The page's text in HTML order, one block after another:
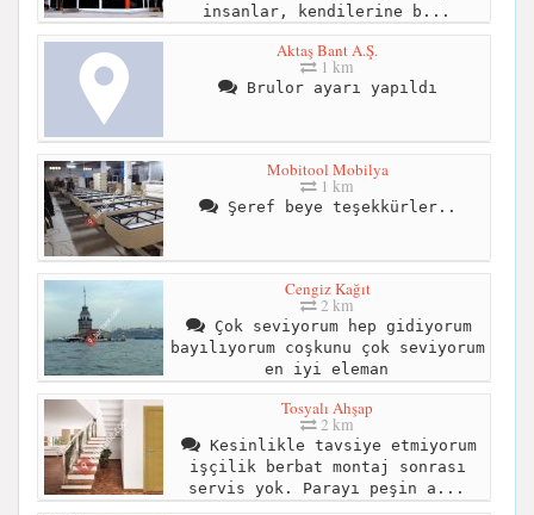
insanlar, kendilerine b...
Aktaş Bant A.Ş.
1 km
Brulor ayarı yapıldı
Mobitool Mobilya
1 km
Şeref beye teşekkürler..
Cengiz Kağıt
2 km
Çok seviyorum hep gidiyorum
bayılıyorum coşkunu çok seviyorum
en iyi eleman
Tosyalı Ahşap
2 km
Kesinlikle tavsiye etmiyorum
işçilik berbat montaj sonrası
servis yok. Parayı peşin a...